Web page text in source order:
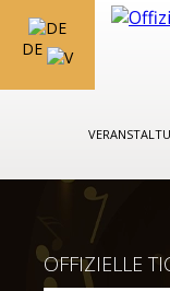
DE
OFFIZIELLE